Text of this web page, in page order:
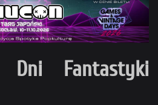
Dni Fantastyki